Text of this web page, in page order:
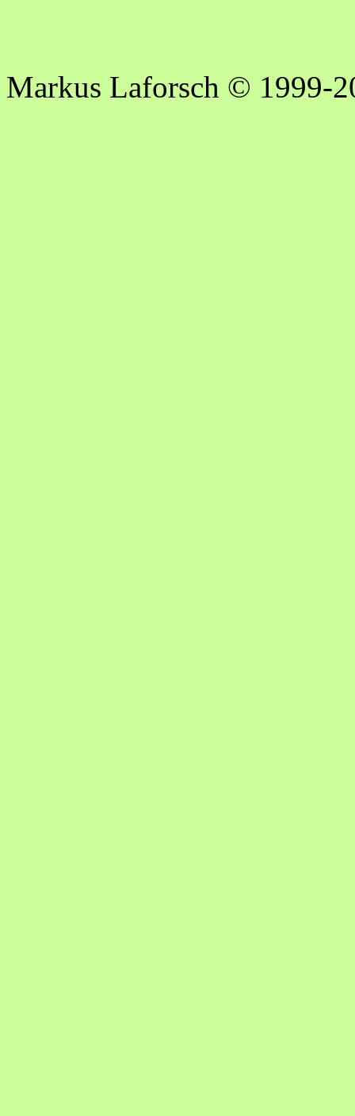
Markus Laforsch © 1999-